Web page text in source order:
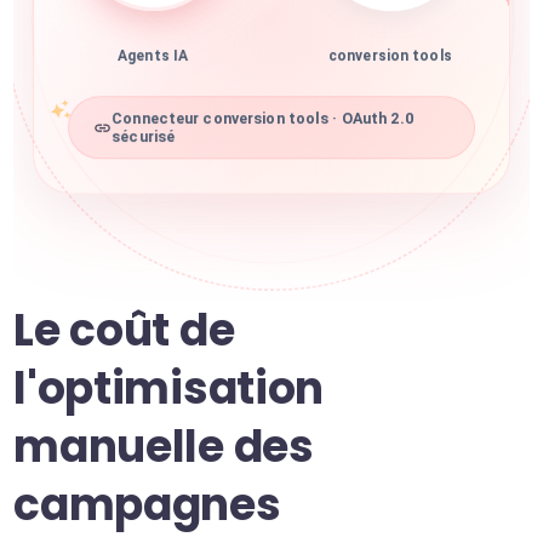
Agents IA conversion tools
Connecteur conversion tools · OAuth 2.0
sécurisé
Le coût de
l'optimisation
manuelle des
campagnes